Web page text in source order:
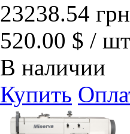
23238.54
520.00 $ /
В наличии
Купить